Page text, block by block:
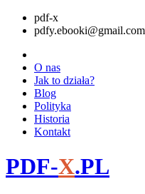
pdf-x
pdfy.ebooki@gmail.com
O nas
Jak to działa?
Blog
Polityka
Historia
Kontakt
PDF-X.PL